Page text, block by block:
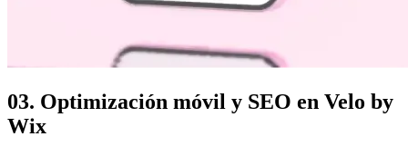
03. Optimización móvil y SEO en Velo by
Wix